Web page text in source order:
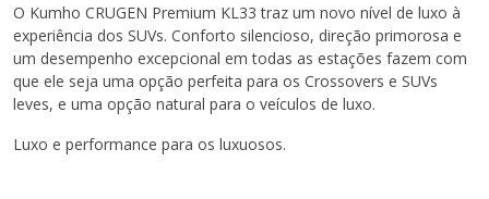
O Kumho CRUGEN Premium KL33 traz um novo nível de luxo à
experiência dos SUVs. Conforto silencioso, direção primorosa e
um desempenho excepcional em todas as estações fazem com
que ele seja uma opção perfeita para os Crossovers e SUVs
leves, e uma opção natural para o veículos de luxo.
Luxo e performance para os luxuosos.